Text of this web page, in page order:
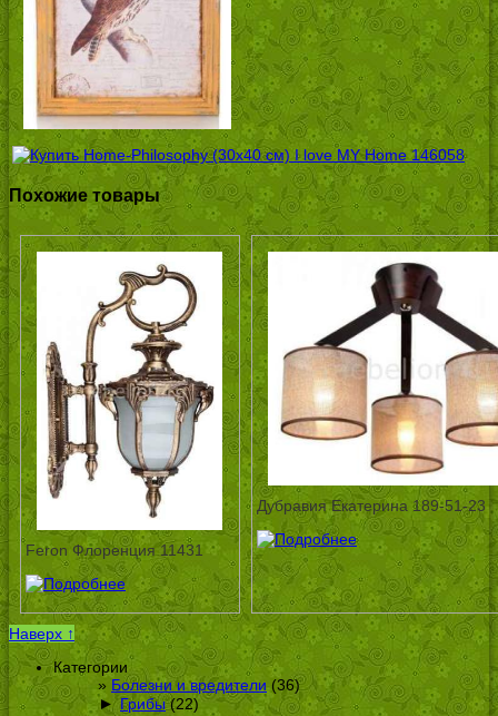
Похожие товары
Feron Флоренция 11431
Дубравия Екатерина 189-51-23
Наверх ↑
Категории
Болезни и вредители(36)
► Грибы(22)